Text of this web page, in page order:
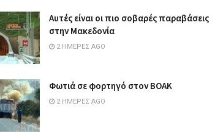
Αυτές είναι οι πιο σοβαρές παραβάσεις
στην Μακεδονία
2 ΗΜΈΡΕΣ AGO
Φωτιά σε φορτηγό στον ΒΟΑΚ
2 ΗΜΈΡΕΣ AGO